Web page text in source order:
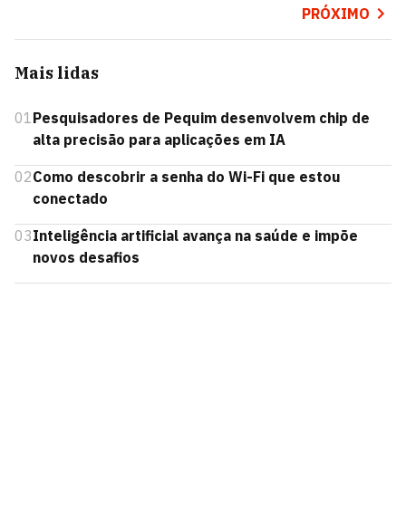
PRÓXIMO
Mais lidas
01Pesquisadores de Pequim desenvolvem chip de
alta precisão para aplicações em IA
02Como descobrir a senha do Wi-Fi que estou
conectado
03Inteligência artificial avança na saúde e impõe
novos desafios